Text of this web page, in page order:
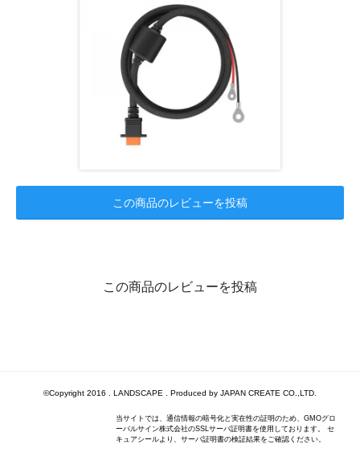
この商品のレビューを投稿
この商品のレビューを投稿
©Copyright 2016 . LANDSCAPE . Produced by JAPAN CREATE CO.,LTD.
当サイトでは、通信情報の暗号化と実在性の証明のため、GMOグロ
ーバルサイン株式会社のSSLサーバ証明書を使用しております。 セ
キュアシールより、サーバ証明書の検証結果をご確認ください。